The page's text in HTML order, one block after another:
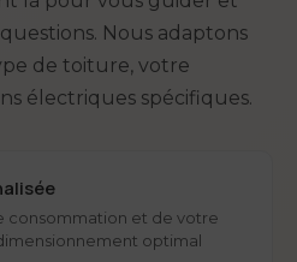
cette optionNous adaptons
de toiture, votre
électriques spécifiques.
consommation et de votre
optimal